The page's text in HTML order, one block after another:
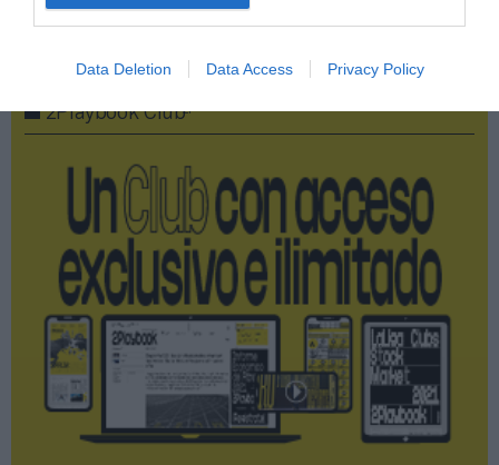
Data Deletion Data Access Privacy Policy
2Playbook Club2P